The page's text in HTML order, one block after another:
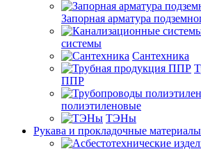
Запорная арматура
системы
Сантехника
ППР
полиэтиленовые
ТЭНы
Рукава и прокладочные материалы